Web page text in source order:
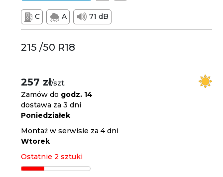
C A 71 dB
215 /50 R18
257 zł/szt.
Zamów do godz. 14
dostawa za 3 dni
Poniedziałek
Montaż w serwisie za 4 dni
Wtorek
Ostatnie 2 sztuki